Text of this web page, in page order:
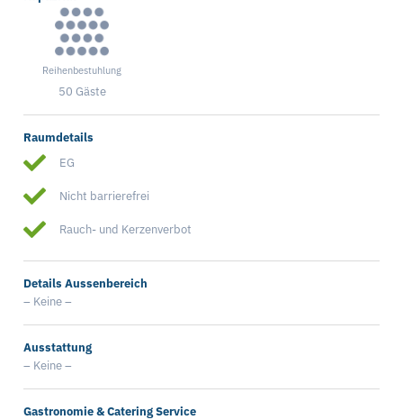
Reihenbestuhlung
50 Gäste
Raumdetails
EG
Nicht barrierefrei
Rauch- und Kerzenverbot
Details Aussenbereich
– Keine –
Ausstattung
– Keine –
Gastronomie & Catering Service